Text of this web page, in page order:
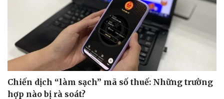
Chiến dịch “làm sạch” mã số thuế: Những trường
hợp nào bị rà soát?